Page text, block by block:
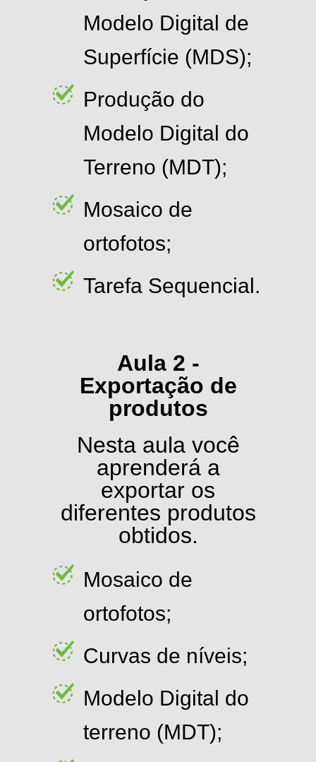
Modelo Digital de
Superfície (MDS);
Produção do
Modelo Digital do
Terreno (MDT);
Mosaico de
ortofotos;
Tarefa Sequencial.
Aula 2 -
Exportação de
produtos
Nesta aula você
aprenderá a
exportar os
diferentes produtos
obtidos.
Mosaico de
ortofotos;
Curvas de níveis;
Modelo Digital do
terreno (MDT);